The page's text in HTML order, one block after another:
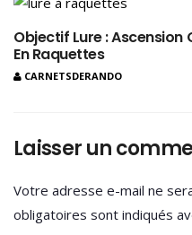
Objectif Lure : Ascension
En Raquettes
CARNETSDERANDO
Laisser un
Votre adresse e-mail ne
obligatoires sont indiqués